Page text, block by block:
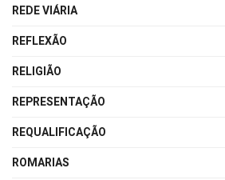
REDE VIÁRIA
REFLEXÃO
RELIGIÃO
REPRESENTAÇÃO
REQUALIFICAÇÃO
ROMARIAS